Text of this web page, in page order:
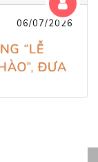
06/07/2026
“LỄ
ĐƯA